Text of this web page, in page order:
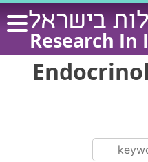
בישראל
Research In